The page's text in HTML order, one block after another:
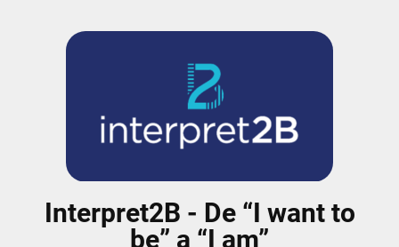
Interpret2B - De “I want to
be” a “I am”